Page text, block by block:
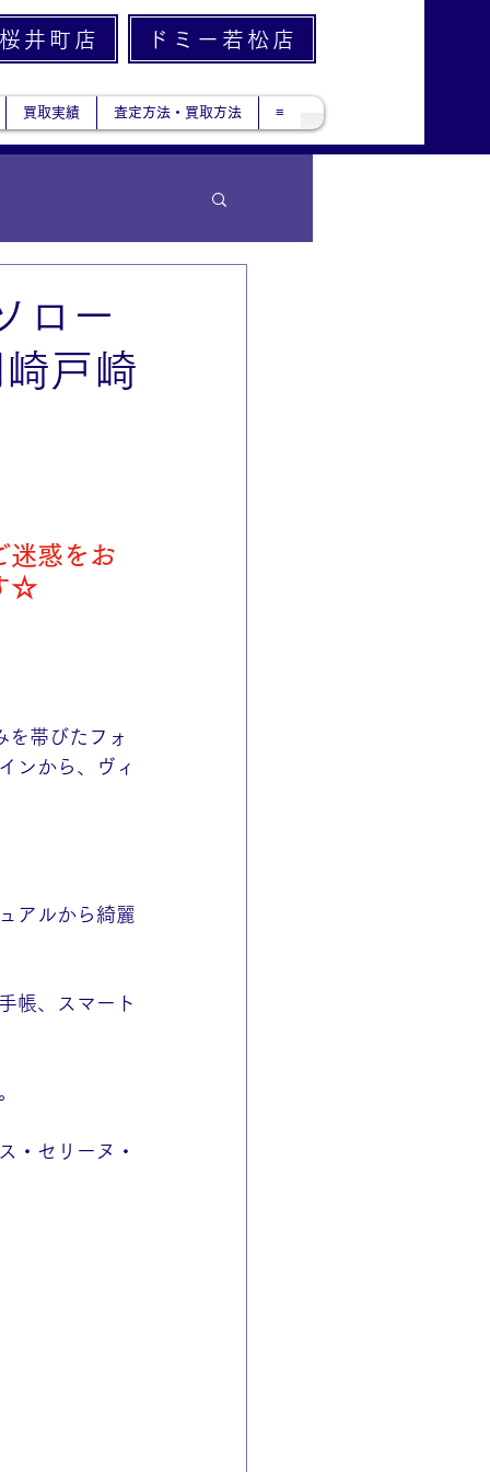
井町店 ドミー若松店
買取実績 査定方法・買取方法 ≡
ロー
戸崎
迷惑をお
☆
を帯びたフォ
ンから、ヴィ
アルから綺麗
帳、スマート
・セリーヌ・